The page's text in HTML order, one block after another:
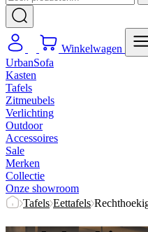
Winkelwagen
UrbanSofa
Kasten
Tafels
Zitmeubels
Verlichting
Outdoor
Accessoires
Sale
Merken
Collectie
Onze showroom
Tafels Eettafels